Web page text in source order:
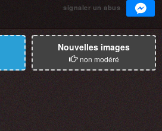
signaler un abus
Nouvelles images
non modéré